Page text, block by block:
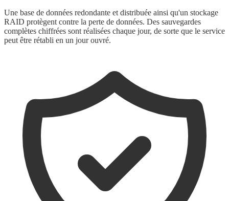
Une base de données redondante et distribuée ainsi qu'un stockage
RAID protègent contre la perte de données. Des sauvegardes
complètes chiffrées sont réalisées chaque jour, de sorte que le service
peut être rétabli en un jour ouvré.